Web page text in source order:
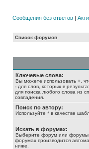
Сообщения без ответов |
Список форумов
Ключевые слова:
Вы можете использовать + ,
- для слов, которых в
для поиска любого слова из
совпадения.
Поиск по автору:
Используйте * в качестве
Искать в форумах:
Выберите форум или форумы,
форумах производится
ниже.